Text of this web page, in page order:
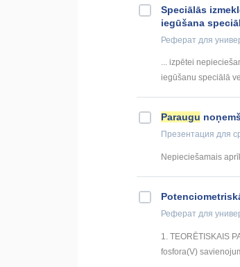
Speciālās
iegūšana
Реферат для
... izpētei
iegūšanu speciālā
Paraugu
Презентация для
Nepieciešamais
Реферат для
1. TEORĒTISKAIS
fosfora(V)